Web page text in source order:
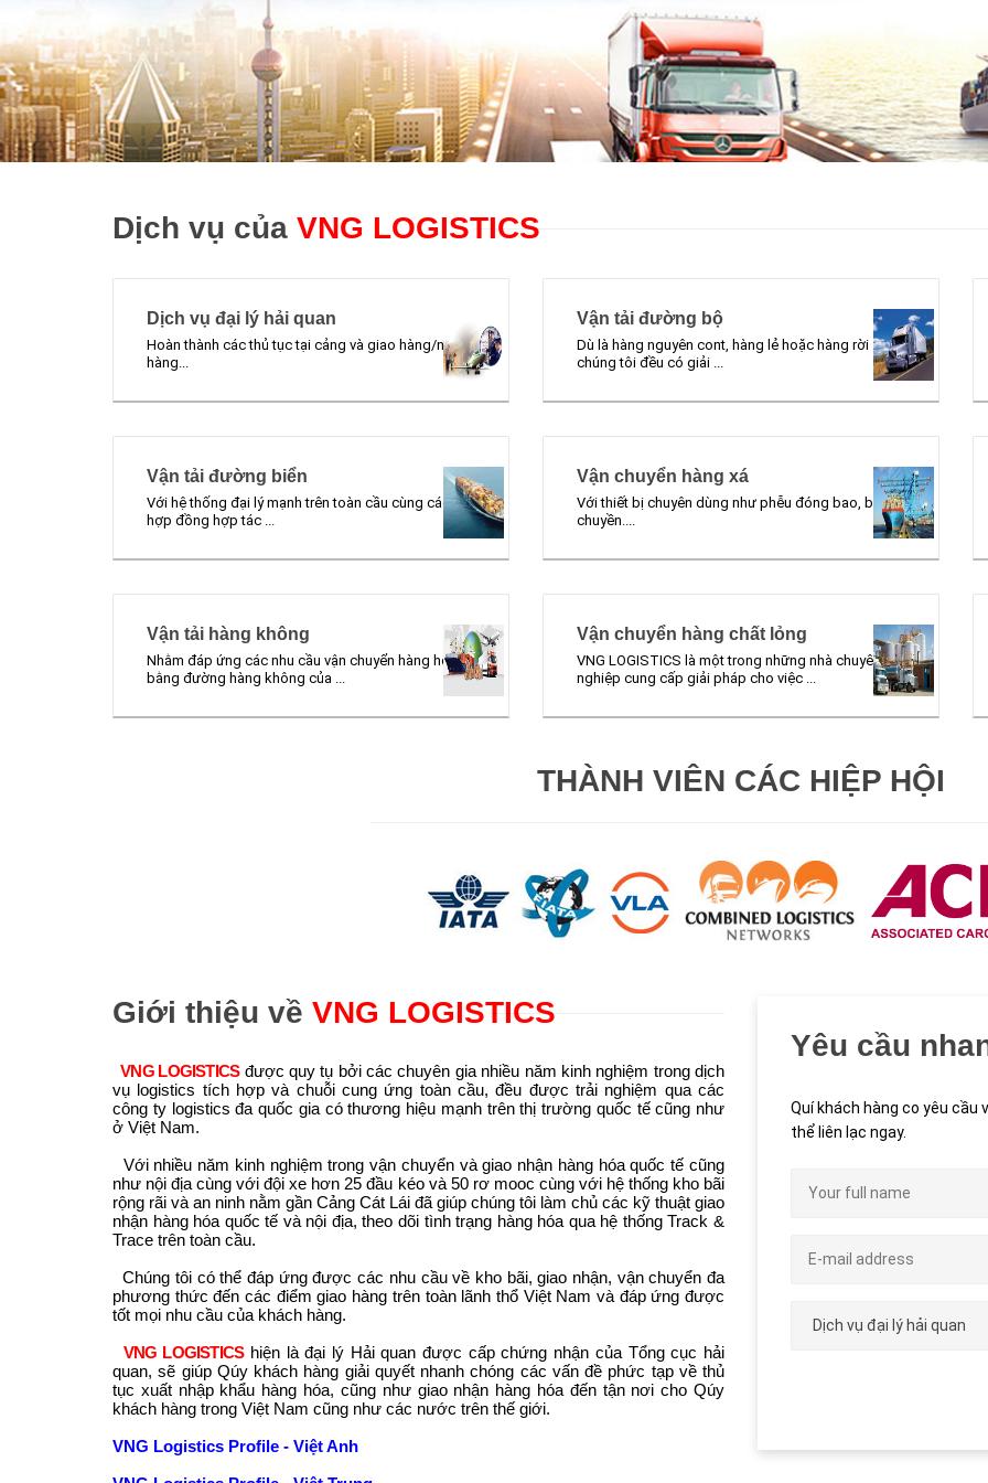
Dịch vụ của VNG LOGISTICS
Dịch vụ đại lý hải quan
Hoàn thành các thủ tục tại cảng và giao hàng/nhận
hàng...
Vận tải đường biển
Với hệ thống đại lý mạnh trên toàn cầu cùng các
hợp đồng hợp tác ...
Vận tải hàng không
Nhằm đáp ứng các nhu cầu vận chuyển hàng hóa
bằng đường hàng không của ...
Vận tải đường bộ
Dù là hàng nguyên cont, hàng lẻ hoặc hàng rời
chúng tôi đều có giải ...
Vận chuyển hàng xá
Với thiết bị chuyên dùng như phễu đóng bao, băng
chuyền....
Vận chuyển hàng chất lỏng
VNG LOGISTICS là một trong những nhà chuyên
nghiệp cung cấp giải pháp cho việc ...
THÀNH VIÊN CÁC HIỆP HỘI
Giới thiệu về VNG LOGISTICS
VNG LOGISTICSđược quy tụ bởi các chuyên gia nhiều năm kinh nghiệm trong dịch
vụ logistics tích hợp và chuỗi cung ứng toàn cầu, đều được trải nghiệm qua các
công ty logistics đa quốc gia có thương hiệu mạnh trên thị trường quốc tế cũng như
ở Việt Nam.
Với nhiều năm kinh nghiệm trong vận chuyển và giao nhận hàng hóa quốc tế cũng
như nội địa cùng với đội xe hơn 25 đầu kéo và 50 rơ mooc cùng với hệ thống kho bãi
rộng rãi và an ninh nằm gần Cảng Cát Lái đã giúp chúng tôi làm chủ các kỹ thuật giao
nhận hàng hóa quốc tế và nội địa, theo dõi tình trạng hàng hóa qua hệ thống Track &
Trace trên toàn cầu.
Chúng tôi có thể đáp ứng được các nhu cầu về kho bãi, giao nhận, vận chuyển đa
phương thức đến các điểm giao hàng trên toàn lãnh thổ Việt Nam và đáp ứng được
tốt mọi nhu cầu của khách hàng.
VNG LOGISTICShiện là đại lý Hải quan được cấp chứng nhận của Tổng cục hải
quan, sẽ giúp Qúy khách hàng giải quyết nhanh chóng các vấn đề phức tạp về thủ
tục xuất nhập khẩu hàng hóa, cũng như giao nhận hàng hóa đến tận nơi cho Qúy
khách hàng trong Việt Nam cũng như các nước trên thế giới.
VNG Logistics Profile - Việt Anh
Yêu cầu
Quí khách hàng co yêu cầu
thể liên lạc ngay.